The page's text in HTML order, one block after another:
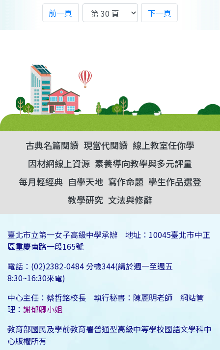
前一頁 下一頁
古典名篇閱讀 現當代閱讀 線上教室任你學
因材網線上資源 素養導向教學與多元評量
每月輕經典 自學天地 寫作命題 學生作品選登
教學研究 文法與修辭
臺北市立第一女子高級中學承辦 地址：10045臺北市中正
區重慶南路一段165號
電話：(02)2382-0484 分機344(請於週一至週五
8:30~16:30來電)
中心主任：蔡哲銘校長 執行秘書：陳麗明老師 網站管
理： 謝郁卿小姐
教育部國民及學前教育署普通型高級中等學校國語文學科中
心版權所有